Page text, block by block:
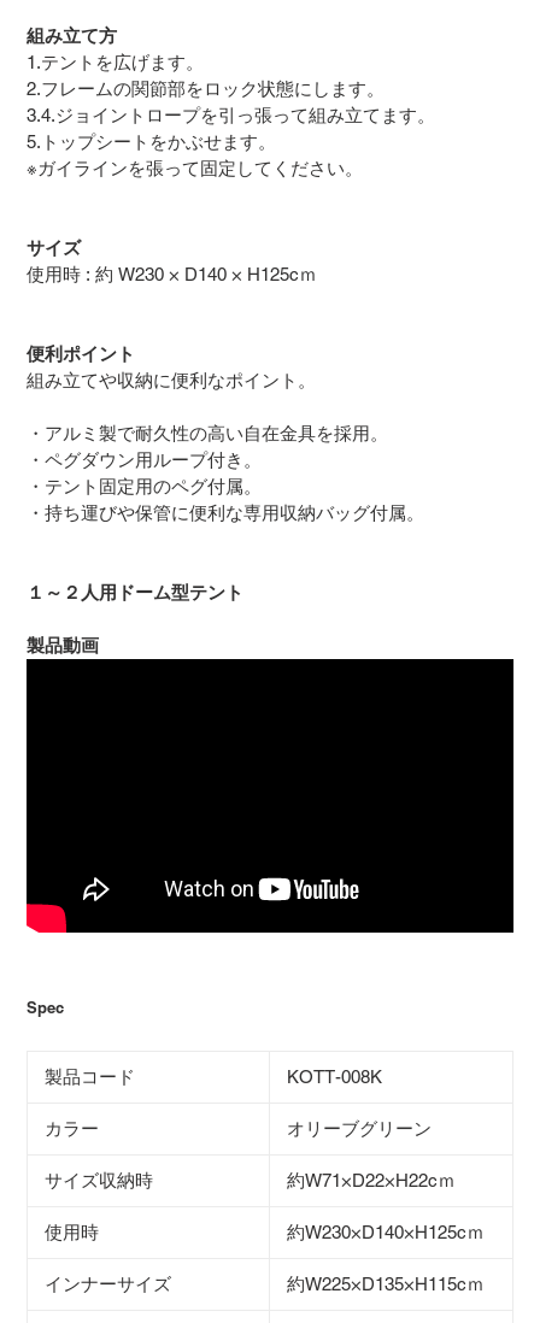
組み立て方
1.テントを広げます。
2.フレームの関節部をロック状態にします。
3.4.ジョイントロープを引っ張って組み立てます。
5.トップシートをかぶせます。
※ガイラインを張って固定してください。
サイズ
使用時 : 約 W230 × D140 × H125cｍ
便利ポイント
組み立てや収納に便利なポイント。
・アルミ製で耐久性の高い自在金具を採用。
・ペグダウン用ループ付き。
・テント固定用のペグ付属。
・持ち運びや保管に便利な専用収納バッグ付属。
１～２人用ドーム型テント
製品動画
Spec
製品コード KOTT-008K
カラー オリーブグリーン
サイズ収納時 約W71×D22×H22cｍ
使用時 約W230×D140×H125cｍ
インナーサイズ 約W225×D135×H115cｍ